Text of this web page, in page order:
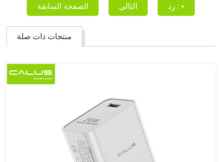
الصفحة السابقة التالي رد : •
منتجات ذات صلة